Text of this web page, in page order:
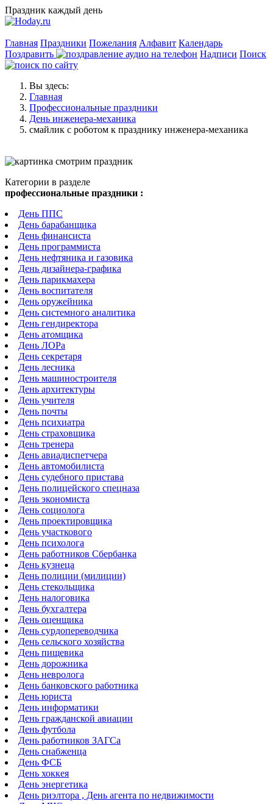
Праздник каждый день
Главная Праздники Пожелания Алфавит Календарь
Поздравить
Надписи Поиск
Вы здесь:
Главная
Профессиональные праздники
День инженера-механика
смайлик с роботом к празднику инженера-механика
Категории в разделе
профессиональные праздники :
День ППС
День барабанщика
День финансиста
День программиста
День нефтяника и газовика
День дизайнера-графика
День парикмахера
День воспитателя
День оружейника
День системного аналитика
День гендиректора
День атомщика
День ЛОРа
День секретаря
День лесника
День машиностроителя
День архитектуры
День учителя
День почты
День психиатра
День страховщика
День тренера
День авиадиспетчера
День автомобилиста
День судебного пристава
День полицейского спецназа
День экономиста
День социолога
День проектировщика
День участкового
День психолога
День работников Сбербанка
День кузнеца
День полиции (милиции)
День стекольщика
День налоговика
День бухгалтера
День оценщика
День сурдопереводчика
День сельского хозяйства
День пищевика
День дорожника
День невролога
День банковского работника
День юриста
День информатики
День гражданской авиации
День футбола
День работников ЗАГСа
День снабженца
День ФСБ
День хоккея
День энергетика
День риэлтора , День агента по недвижимости